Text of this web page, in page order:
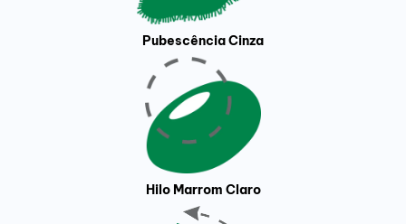
Pubescência Cinza
Hilo Marrom Claro